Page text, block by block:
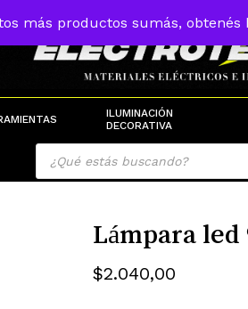
más productos sumás, obtenés
ILUMINACIÓN
DECORATIVA
Products
search
Lámpara led
$2.040,00